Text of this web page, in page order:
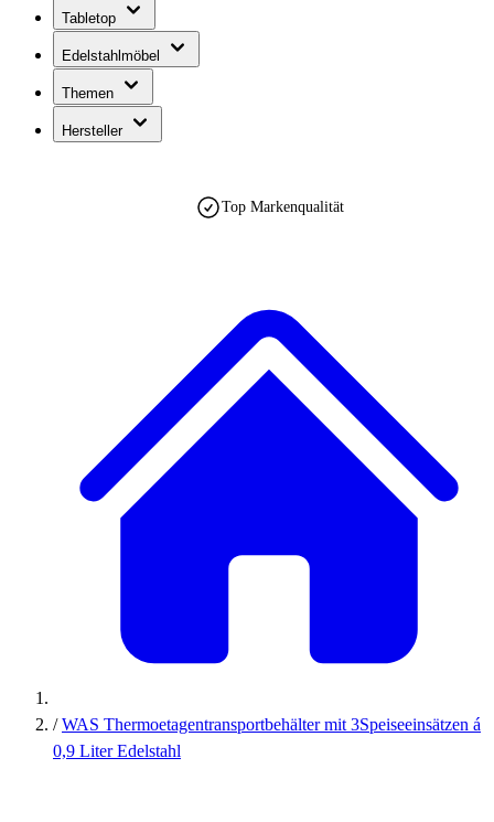
Tabletop
Edelstahlmöbel
Themen
Hersteller
Top Markenqualität
/ WAS Thermoetagentransportbehälter mit 3Speiseeinsätzen á
0,9 Liter Edelstahl